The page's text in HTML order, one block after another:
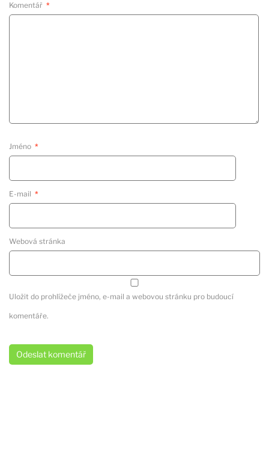
Komentář *
Jméno *
E-mail *
Webová stránka
Uložit do prohlížeče jméno, e-mail a webovou stránku pro budoucí
komentáře.